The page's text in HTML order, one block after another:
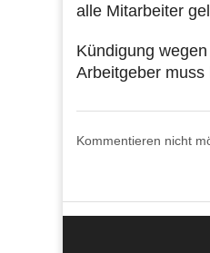
alle Mitarbeiter
Kündigung
Arbeitgeber muss
Kommentieren nicht